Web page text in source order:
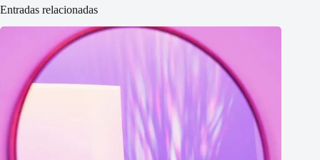
Entradas relacionadas